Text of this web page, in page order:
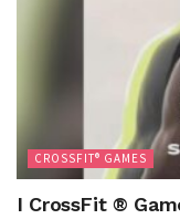
CROSSFIT® GAMES
I CrossFit ®